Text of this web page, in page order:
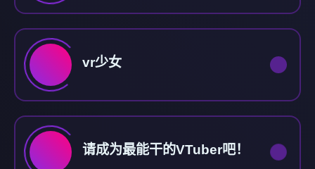
vr少女
请成为最能干的VTuber吧！